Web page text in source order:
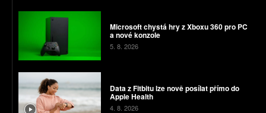
Microsoft chystá hry z Xboxu 360 pro PC
a nové konzole
5. 8. 2026
Data z Fitbitu lze nově posílat přímo do
Apple Health
4. 8. 2026